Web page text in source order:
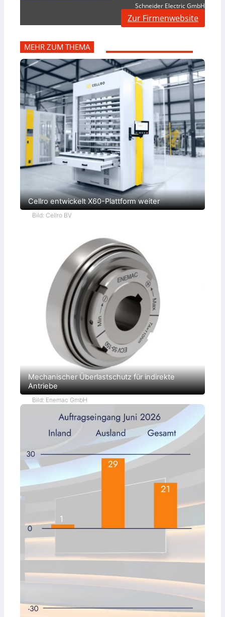
Schneider Electric GmbH
Zur Firmenwebsite
MEHR ZUM THEMA
Cellro entwickelt X60-Plattform weiter
Bild: Cellro BV
Mechanischer Überlastschutz für indirekte
Antriebe
Bild: Enemac GmbH